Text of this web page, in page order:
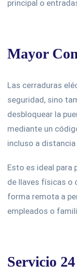
principal o
Mayor
Las cerraduras
seguridad, sino
desbloquear la
mediante un
incluso a
Esto es ideal para
de llaves físicas o
forma remota a
empleados o
Servicio